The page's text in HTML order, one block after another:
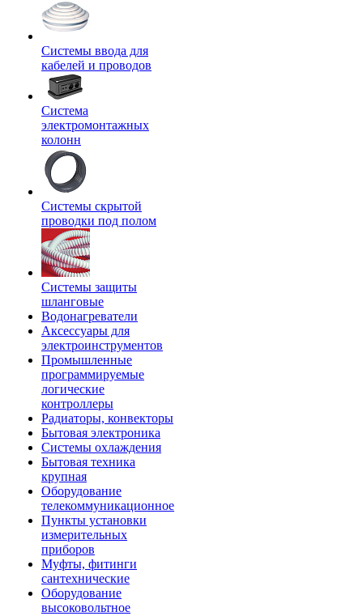
Системы ввода для
кабелей и проводов
Система
электромонтажных
колонн
Системы скрытой
проводки под полом
Системы защиты
шланговые
Водонагреватели
Аксессуары для
электроинструментов
Промышленные
программируемые
логические
контроллеры
Радиаторы, конвекторы
Бытовая электроника
Системы охлаждения
Бытовая техника
крупная
Оборудование
телекоммуникационное
Пункты установки
измерительных
приборов
Муфты, фитинги
сантехнические
Оборудование
высоковольтное